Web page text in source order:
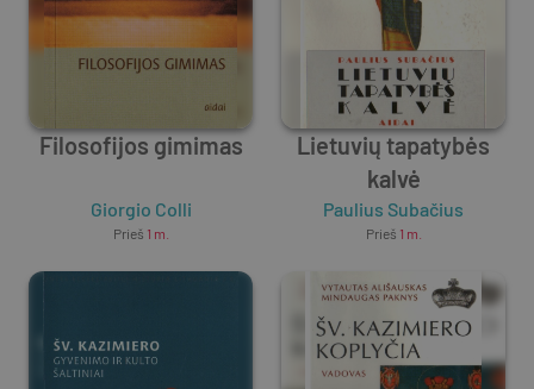
Filosofijos gimimas
Giorgio Colli
Prieš 1 m.
Lietuvių tapatybės
kalvė
Paulius Subačius
Prieš 1 m.